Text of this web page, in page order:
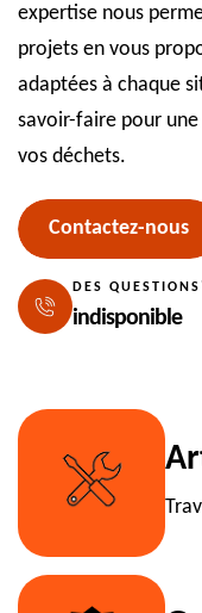
expertise nous
projets en vous
adaptées à chaque
savoir-faire pour
vos déchets.
Contactez-nous
DES
indisponible